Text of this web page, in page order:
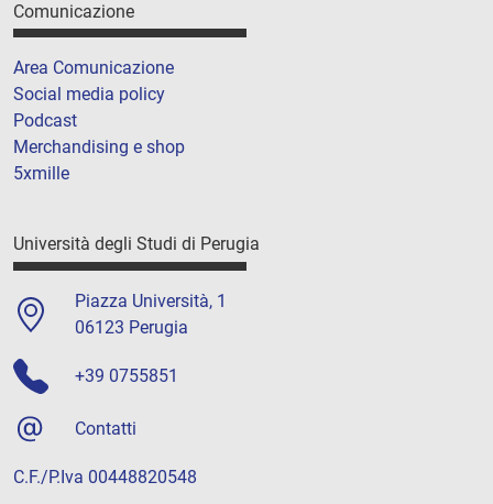
Comunicazione
Area Comunicazione
Social media policy
Podcast
Merchandising e shop
5xmille
Università degli Studi di Perugia
Piazza Università, 1
06123 Perugia
+39 0755851
Contatti
C.F./P.Iva 00448820548